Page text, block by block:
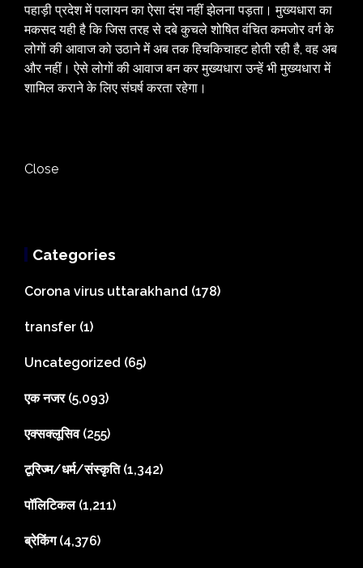
पहाड़ी प्रदेश में पलायन का ऐसा दंश नहीं झेलना पड़ता। मुख्यधारा का
मकसद यही है कि जिस तरह से दबे कुचले शोषित वंचित कमजोर वर्ग के
लोगों की आवाज को उठाने में अब तक हिचकिचाहट होती रही है, वह अब
और नहीं। ऐसे लोगों की आवाज बन कर मुख्यधारा उन्हें भी मुख्यधारा में
शामिल कराने के लिए संघर्ष करता रहेगा।
Close
Categories
Corona virus uttarakhand (178)
transfer (1)
Uncategorized (65)
एक नजर(5,093)
एक्सक्लूसिव(255)
टूरिज्म/धर्म/संस्कृति(1,342)
पॉलिटिकल(1,211)
ब्रेकिंग(4,376)